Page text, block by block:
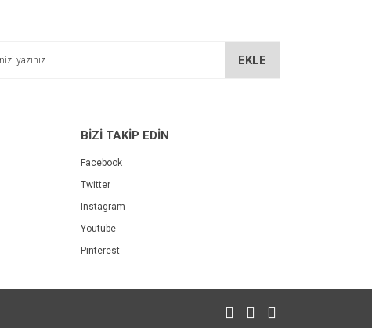
%17 49,91 TL
EKLE
BİZİ TAKİP EDİN
Facebook
Twitter
Instagram
Youtube
Pinterest